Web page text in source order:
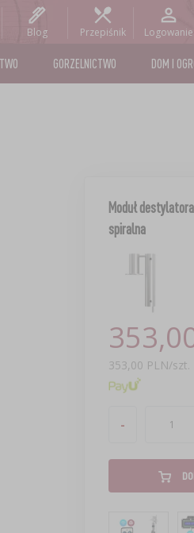
Blog Przepiśnik Logowanie
GORZELNICTWO DOM I
Moduł
spiralna
353,00 PLN/szt.
-